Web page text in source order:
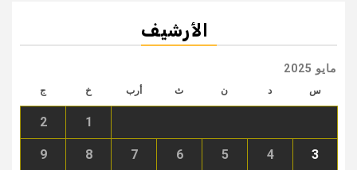
الأرشيف
مايو 2025
س د ن ث أرب خ ج
1
2
3
4
5
6
7
8
9